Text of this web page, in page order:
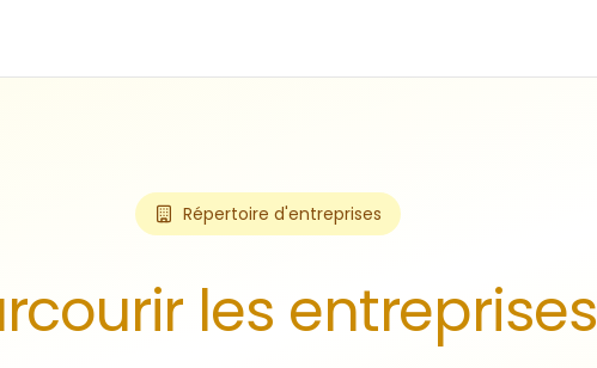
Répertoire d'entreprises
les entreprises